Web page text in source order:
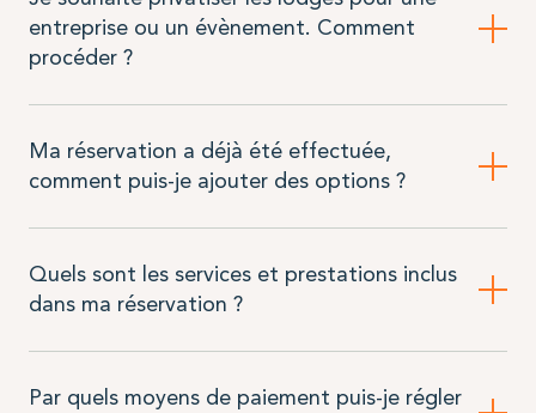
entreprise ou un évènement. Comment
procéder ?
Ma réservation a déjà été effectuée,
comment puis-je ajouter des options ?
Quels sont les services et prestations inclus
dans ma réservation ?
Par quels moyens de paiement puis-je régler